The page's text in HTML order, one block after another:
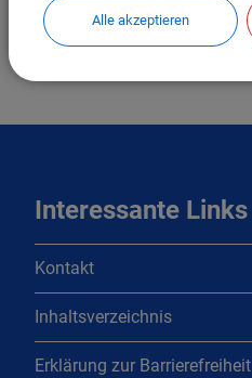
Interessante Links
Kontakt
Inhaltsverzeichnis
Erklärung zur Barrierefreiheit
Alle akzeptieren